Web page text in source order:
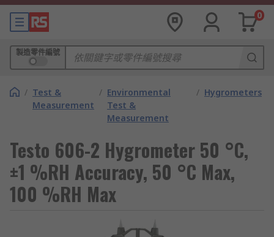
0
製造零件編號
/ Test &
Measurement
/ Environmental
Test &
Measurement
/ Hygrometers
Testo 606-2 Hygrometer 50 °C,
±1 %RH Accuracy, 50 °C Max,
100 %RH Max